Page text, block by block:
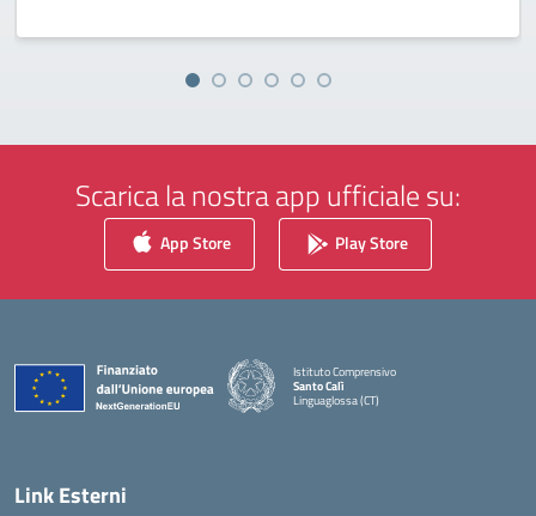
Scarica la nostra app ufficiale su:
App Store Play Store
Istituto Comprensivo
Santo Calì
Linguaglossa (CT)
— Visita la pagina iniziale della scuola
Link Esterni